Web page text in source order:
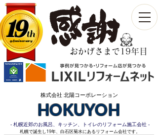
おかげさまで19年目
th
19
Anniversary​
株式会社 北陽コーポレーション
HOKUYOH
- 札幌近郊のお風呂、キッチン、トイレのリフォーム施工会社 -
​札幌で誕生し19年、白石区菊水にあるリフォーム会社です。